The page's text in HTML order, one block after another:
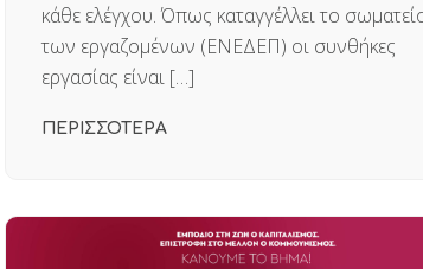
κάθε ελέγχου. Όπως καταγγέλλει το
των εργαζομένων (ΕΝΕΔΕΠ) οι συνθήκες
εργασίας είναι […]
ΠΕΡΙΣΣΟΤΕΡΑ